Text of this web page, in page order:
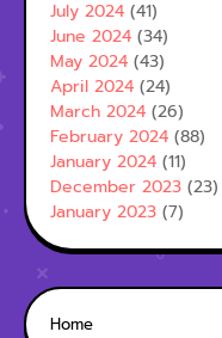
July 2024 (41)
June 2024 (34)
May 2024 (43)
April 2024 (24)
March 2024 (26)
February 2024 (88)
January 2024 (11)
December 2023 (23)
January 2023 (7)
Home